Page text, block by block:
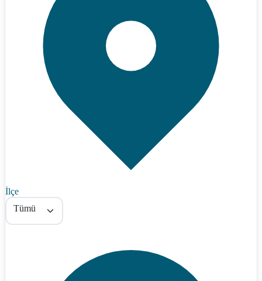
İlçe
Tümü